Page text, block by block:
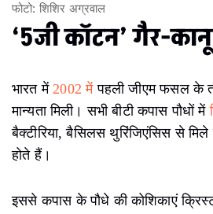
फोटो: शिशिर अग्रवाल
‘5जी कॉटन’ गैर-
भारत में 2002 मेंपहली जीएम फसल के
मान्यता मिली। सभी बीटी कपास पौधों में
बैक्टीरिया, बैसिलस थुरिंजिएंसिस से मिले
होते हैं।
इससे कपास के पौधे की कोशिकाएं